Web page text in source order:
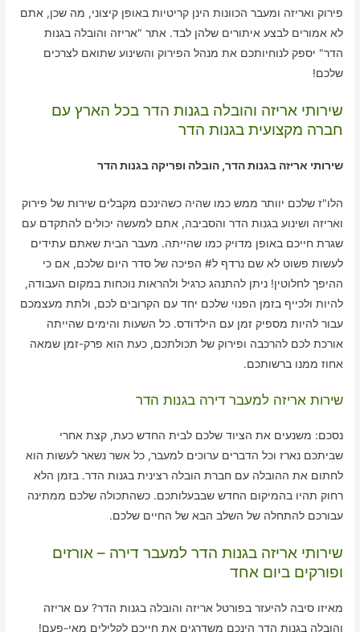
פירוק ואריזה ומעבר הכוונות הינן קריטיות באופן קיצוני, מה שכן, אתם
לא אמורים לבצע איתורים שלהן לבד. אתר "אריזה והובלה בגנות
הדר" יספק לנוחיותכם את מנהל הפירוק והשינוע שתואם לצרכים
שלכם!
שירותי אריזה והובלה בגנות הדר בכל הארץ עם
חברה מקצועית בגנות הדר
שירותי אריזה בגנות הדר, הובלה ופריקה בגנות הדר
הלו"ז שלכם יוותר ממש כמו שהיה כשהינכם מקבלים שירות של פירוק
ואריזה ושינוע בגנות הדר והסביבה, אתם למעשה יכולים להתקדם עם
שגרת חייכם באופן מדויק כמו שהייתה. מעבר הבית שאתם עתידים
לעשות פשוט לא שם נרדף ל# הפיכה של סדר היום שלכם, אם כי
ההיפך לחלוטין! ניתן להתנהג כרגיל ולהראות נוכחות במקום העבודה,
להיות ולכייף בזמן הפנוי שלכם יחד עם הקרובים לכם, ולתת מעצמכם
עבור להיות מספיק זמן עם הילדודס. כל השעות והימים שהייתה
אורכת לכם להרכבה ופירוק של תכולתכם, כעת הוא פרק-זמן שמאה
אחוז ממנו ברשותכם.
שירות אריזה למעבר דירה בגנות הדר
נסכם: משנעים את הציוד שלכם לבית החדש כעת, קצת אחרי
שביתכם נארז וכל הדברים ערוכים למעבר, כל אשר נשאר לעשות הוא
לחתום את ההובלה עם חברת הובלה רצינית בגנות הדר. בזמן הלא
רחוק תהיו בהמיקום החדש שבבעלותכם. כשהתכולה שלכם ממתינה
עבורכם להתחלה של השלב הבא של החיים שלכם.
שירותי אריזה בגנות הדר למעבר דירה – אורזים
ופורקים ביום אחד
מאיזו סיבה להיעזר בפורטל אריזה והובלה בגנות הדר? עם אריזה
והובלה בגנות הדר הינכם משדרגים את חייכם לקלילים מאי-פעם!